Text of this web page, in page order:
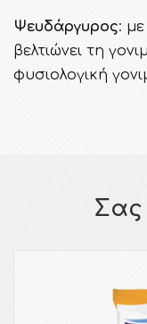
Ψευδάργυρος: με
βελτιώνει τη
φυσιολογική
Σας